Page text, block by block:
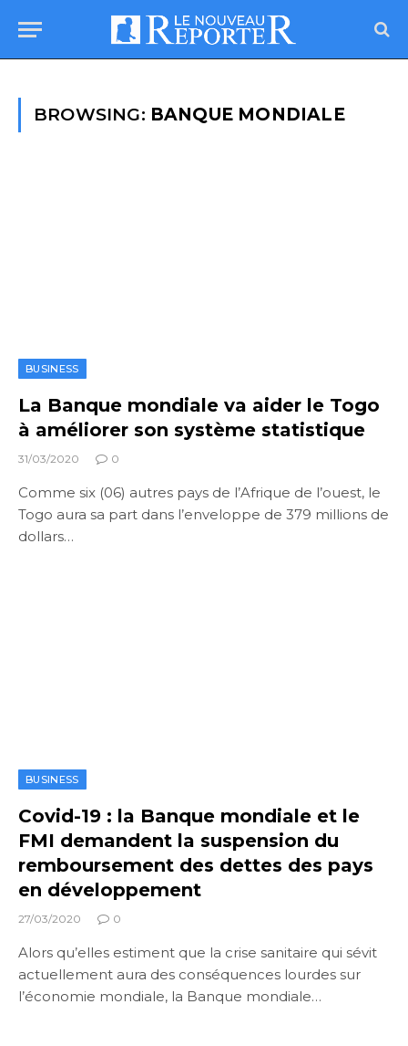
BROWSING: BANQUE MONDIALE
BUSINESS
La Banque mondiale va aider le Togo
à améliorer son système statistique
31/03/2020 0
Comme six (06) autres pays de l’Afrique de l’ouest, le
Togo aura sa part dans l’enveloppe de 379 millions de
dollars…
BUSINESS
Covid-19 : la Banque mondiale et le
FMI demandent la suspension du
remboursement des dettes des pays
en développement
27/03/2020 0
Alors qu’elles estiment que la crise sanitaire qui sévit
actuellement aura des conséquences lourdes sur
l’économie mondiale, la Banque mondiale…